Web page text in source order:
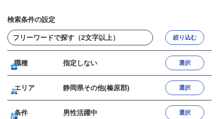
検索条件の設定
絞り込む
職種 指定しない 選択
エリア 静岡県その他(榛原郡) 選択
条件 男性活躍中 選択